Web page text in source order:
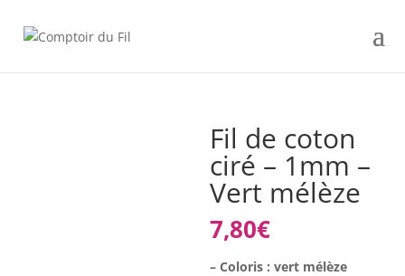
Fil de coton
ciré – 1mm –
Vert mélèze
7,80€
– Coloris : vert mélèze